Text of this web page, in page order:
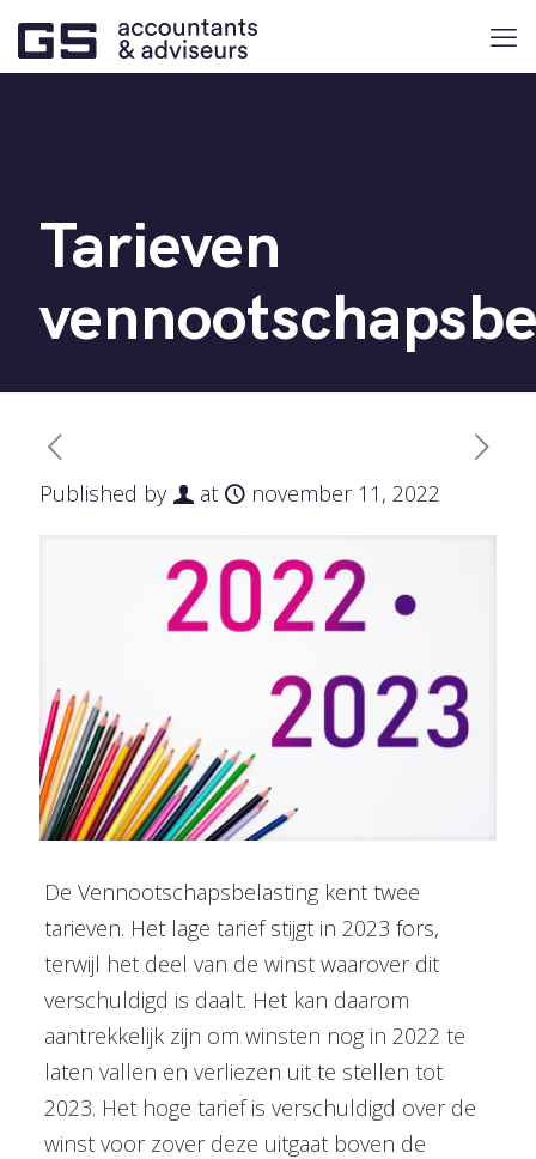
Tarieven
Published by at november 11, 2022
De Vennootschapsbelasting kent twee
tarieven. Het lage tarief stijgt in 2023 fors,
terwijl het deel van de winst waarover dit
verschuldigd is daalt. Het kan daarom
aantrekkelijk zijn om winsten nog in 2022 te
laten vallen en verliezen uit te stellen tot
2023. Het hoge tarief is verschuldigd over de
winst voor zover deze uitgaat boven de